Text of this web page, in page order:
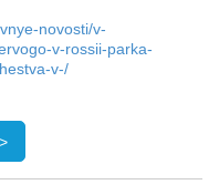
novosti/v-
v-rossii-parka-
v-/